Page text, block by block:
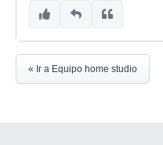
« Ir a Equipo home studio